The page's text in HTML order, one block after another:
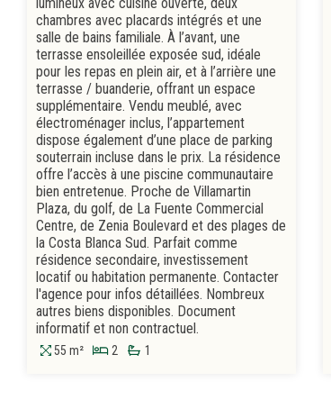
lumineux avec cuisine ouverte, deux
chambres avec placards intégrés et une
salle de bains familiale. À l’avant, une
terrasse ensoleillée exposée sud, idéale
pour les repas en plein air, et à l’arrière une
terrasse / buanderie, offrant un espace
supplémentaire. Vendu meublé, avec
électroménager inclus, l’appartement
dispose également d’une place de parking
souterrain incluse dans le prix. La résidence
offre l’accès à une piscine communautaire
bien entretenue. Proche de Villamartin
Plaza, du golf, de La Fuente Commercial
Centre, de Zenia Boulevard et des plages de
la Costa Blanca Sud. Parfait comme
résidence secondaire, investissement
locatif ou habitation permanente. Contacter
l'agence pour infos détaillées. Nombreux
autres biens disponibles. Document
informatif et non contractuel.
55 m² 2 1